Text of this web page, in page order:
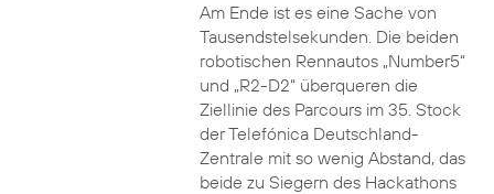
Am Ende ist es eine Sache von
Tausendstelsekunden. Die beiden
robotischen Rennautos „Number5“
und „R2-D2“ überqueren die
Ziellinie des Parcours im 35. Stock
der Telefónica Deutschland-
Zentrale mit so wenig Abstand, das
beide zu Siegern des Hackathons